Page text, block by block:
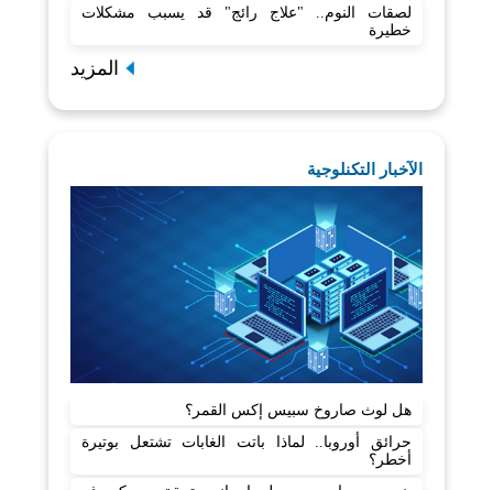
لصقات النوم.. "علاج رائج" قد يسبب مشكلات
خطيرة
المزيد
الآخبار التكنلوجية
هل لوث صاروخ سبيس إكس القمر؟
حرائق أوروبا.. لماذا باتت الغابات تشتعل بوتيرة
أخطر؟